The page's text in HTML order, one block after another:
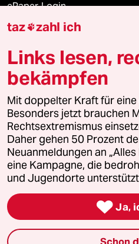
ePaper Login
Downloads für Abonnierende
© 2026 taz Verlags und
Alle Rechte vorbehalten. Bei
wenden Sie sich bitte an
Feedback Redaktionsstatut
Leitlinie Informant
Seitenwende Einwilligungen
taz zahl ich
Links lesen,
bekämpfen
Mit doppelter Kraft für
Besonders jetzt brauchen
Rechtsextremismus
Daher gehen 50 Prozent
Neuanmeldungen an
eine Kampagne, die
und Jugendorte
 Ja,